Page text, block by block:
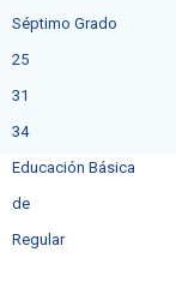
Séptimo Grado
25
31
34
Educación Básica
de
Regular